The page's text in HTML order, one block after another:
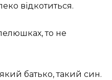
відкотиться.
то не
батько, такий син.